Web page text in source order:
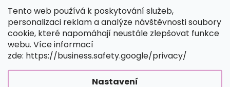
Tento web používá k poskytování služeb,
personalizaci reklam a analýze návštěvnosti soubory
cookie, které napomáhají neustále zlepšovat funkce
webu. Více informací
zde: https://business.safety.google/privacy/
Nastavení
Velká Británie
Rakousko
SPOLEHLIVÉ MOŽNOSTI DOPRAVY
BEZPEČNÉ MOŽNOSTI PLATBY